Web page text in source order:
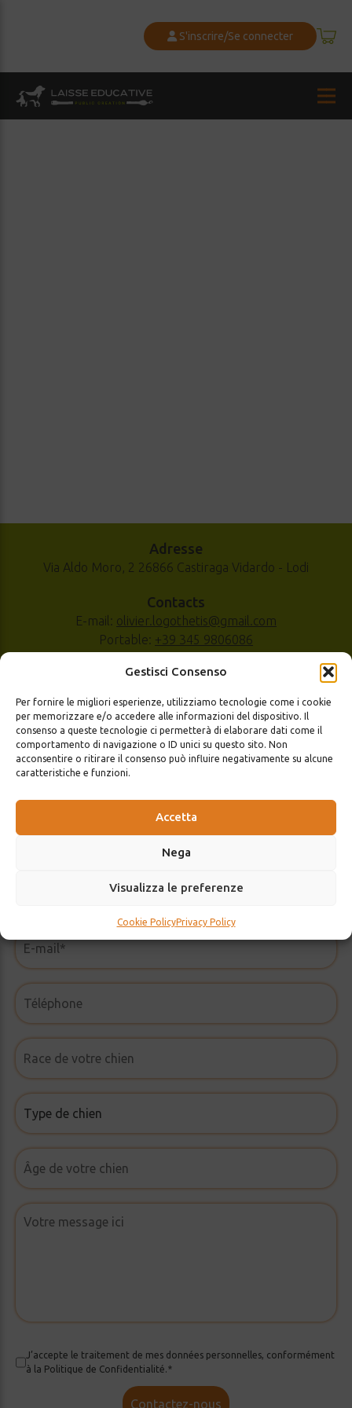
Gestisci Consenso
Per fornire le migliori esperienze, utilizziamo tecnologie come i cookie
per memorizzare e/o accedere alle informazioni del dispositivo. Il
consenso a queste tecnologie ci permetterà di elaborare dati come il
comportamento di navigazione o ID unici su questo sito. Non
acconsentire o ritirare il consenso può influire negativamente su alcune
caratteristiche e funzioni.
Accetta
Nega
Visualizza le preferenze
Cookie PolicyPrivacy Policy
S'inscrire/Se connecter
Pour toute information
Remplissez le formulaire ci-dessous et vous serez
recontacté dans les plus brefs délais.
J’accepte le traitement de mes données personnelles, conformément
à la Politique de Confidentialité.*
Adresse
Via Aldo Moro, 2 26866 Castiraga Vidardo - Lodi
Contacts
E-mail: olivier.logothetis@gmail.com
Portable: +39 345 9806086